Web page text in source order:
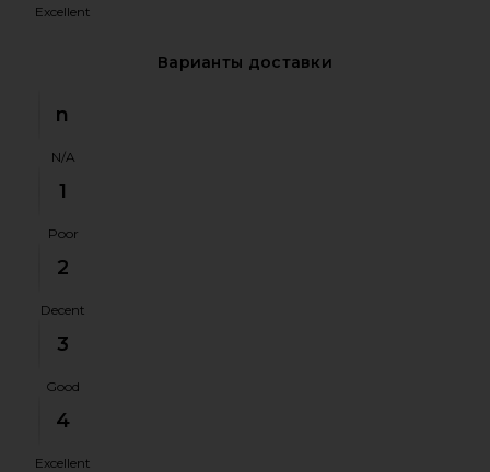
Excellent
Варианты доставки
n
N/A
1
Poor
2
Decent
3
Good
4
Excellent